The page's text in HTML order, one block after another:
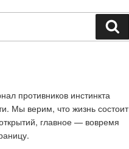
противников инстинкта
Мы верим, что жизнь состоит
главное — вовремя